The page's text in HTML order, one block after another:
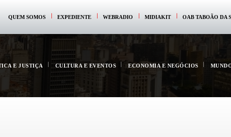
QUEM SOMOS EXPEDIENTE WEBRADIO MIDIAKIT OAB TABOÃO DA
E JUSTIÇA CULTURA E EVENTOS ECONOMIA E NEGÓCIOS